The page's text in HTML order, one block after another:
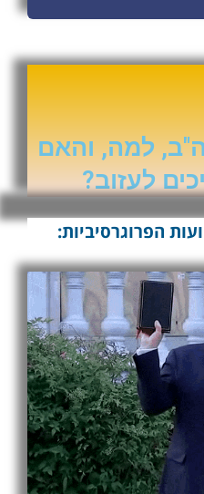
למה, והאם
לעזוב?
הפרוגרסיביות: